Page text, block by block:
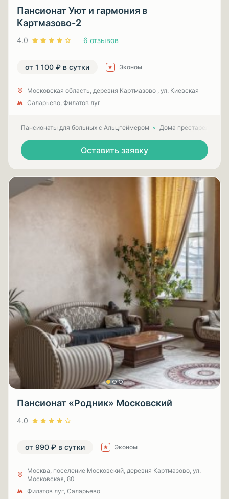
Пансионат Уют и гармония в
Картмазово-2
4.0 6 отзывов
от 1 100 ₽ в сутки Эконом
Московская область, деревня Картмазово , ул. Киевская
Саларьево, Филатов луг
Пансионаты для больных с Альцгеймером Дома престарелых
Оставить заявку
Пансионат «Родник» Московский
4.0
от 990 ₽ в сутки Эконом
Москва, поселение Московский, деревня Картмазово, ул.
Московская, 80
Филатов луг, Саларьево